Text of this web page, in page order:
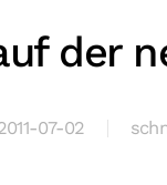
der
07-02